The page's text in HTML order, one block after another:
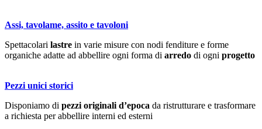
Assi, tavolame, assito e tavoloni
Spettacolari lastre in varie misure con nodi fenditure e forme
organiche adatte ad abbellire ogni forma di arredo di ogni progetto
Pezzi unici storici
Disponiamo di pezzi originali d’epoca da ristrutturare e trasformare
a richiesta per abbellire interni ed esterni